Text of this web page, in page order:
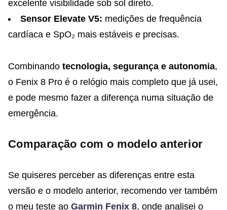
excelente visibilidade sob sol direto.
Sensor Elevate V5: medições de frequência
cardíaca e SpO₂ mais estáveis e precisas.
Combinando tecnologia, segurança e autonomia,
o Fenix 8 Pro é o relógio mais completo que já usei,
e pode mesmo fazer a diferença numa situação de
emergência.
Comparação com o modelo anterior
Se quiseres perceber as diferenças entre esta
versão e o modelo anterior, recomendo ver também
o meu teste ao Garmin Fenix 8, onde analisei o